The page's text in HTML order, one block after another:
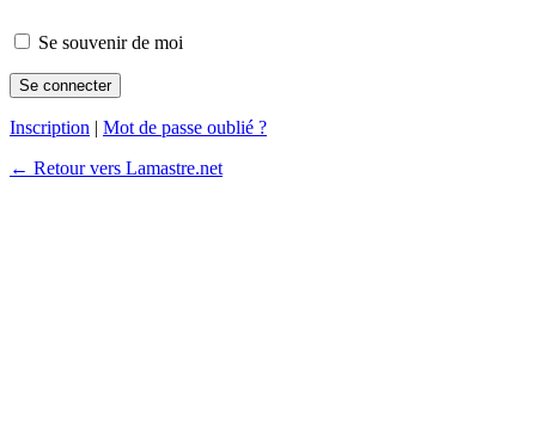
Se souvenir de moi
Inscription | Mot de passe oublié ?
← Retour vers Lamastre.net